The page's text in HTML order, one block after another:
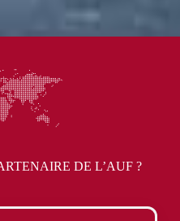
DE L’AUF ?